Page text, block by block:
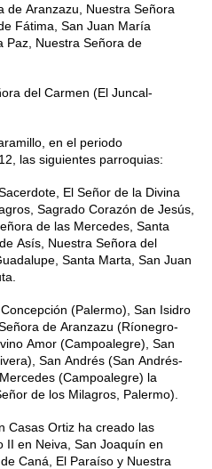
de Aranzazu, Nuestra Señora
Fátima, San Juan María
Paz, Nuestra Señora de
del Carmen (El Juncal-
en el periodo
El Señor de la Divina
Sagrado Corazón de Jesús,
de las Mercedes, Santa
Asís, Nuestra Señora del
Santa Marta, San Juan
(Palermo), San Isidro
de Aranzazu (Ríonegro-
Amor (Campoalegre), San
San Andrés (San Andrés-
(Campoalegre) la
de los Milagros, Palermo).
Casas Ortiz ha creado las
II en Neiva, San Joaquín en
Caná, El Paraíso y Nuestra